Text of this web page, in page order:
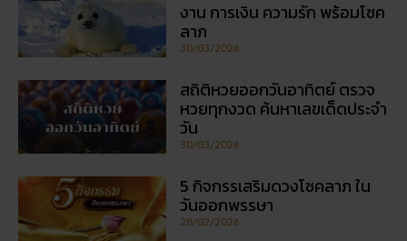
5 กิจกรรเสริมดวงโชคลาภ ใน
วันออกพรรษา
28/02/2026
วัดพนัญเชิง โบราณสถานกรุง
เก่า จ.พระนครศรีอยุธยา
28/02/2026